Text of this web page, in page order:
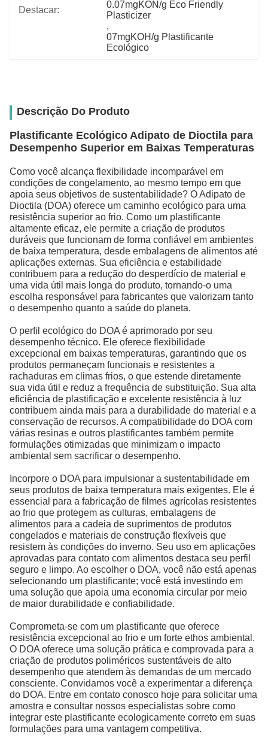
Destacar:
0.07mgKON/g Eco Friendly
Plasticizer
,
07mgKOH/g Plastificante
Ecológico
Descrição Do Produto
Plastificante Ecológico Adipato de Dioctila para
Desempenho Superior em Baixas Temperaturas
Como você alcança flexibilidade incomparável em
condições de congelamento, ao mesmo tempo em que
apoia seus objetivos de sustentabilidade? O Adipato de
Dioctila (DOA) oferece um caminho ecológico para uma
resistência superior ao frio. Como um plastificante
altamente eficaz, ele permite a criação de produtos
duráveis que funcionam de forma confiável em ambientes
de baixa temperatura, desde embalagens de alimentos até
aplicações externas. Sua eficiência e estabilidade
contribuem para a redução do desperdício de material e
uma vida útil mais longa do produto, tornando-o uma
escolha responsável para fabricantes que valorizam tanto
o desempenho quanto a saúde do planeta.
O perfil ecológico do DOA é aprimorado por seu
desempenho técnico. Ele oferece flexibilidade
excepcional em baixas temperaturas, garantindo que os
produtos permaneçam funcionais e resistentes a
rachaduras em climas frios, o que estende diretamente
sua vida útil e reduz a frequência de substituição. Sua alta
eficiência de plastificação e excelente resistência à luz
contribuem ainda mais para a durabilidade do material e a
conservação de recursos. A compatibilidade do DOA com
várias resinas e outros plastificantes também permite
formulações otimizadas que minimizam o impacto
ambiental sem sacrificar o desempenho.
Incorpore o DOA para impulsionar a sustentabilidade em
seus produtos de baixa temperatura mais exigentes. Ele é
essencial para a fabricação de filmes agrícolas resistentes
ao frio que protegem as culturas, embalagens de
alimentos para a cadeia de suprimentos de produtos
congelados e materiais de construção flexíveis que
resistem às condições do inverno. Seu uso em aplicações
aprovadas para contato com alimentos destaca seu perfil
seguro e limpo. Ao escolher o DOA, você não está apenas
selecionando um plastificante; você está investindo em
uma solução que apoia uma economia circular por meio
de maior durabilidade e confiabilidade.
Comprometa-se com um plastificante que oferece
resistência excepcional ao frio e um forte ethos ambiental.
O DOA oferece uma solução prática e comprovada para a
criação de produtos poliméricos sustentáveis de alto
desempenho que atendem às demandas de um mercado
consciente. Convidamos você a experimentar a diferença
do DOA. Entre em contato conosco hoje para solicitar uma
amostra e consultar nossos especialistas sobre como
integrar este plastificante ecologicamente correto em suas
formulações para uma vantagem competitiva.